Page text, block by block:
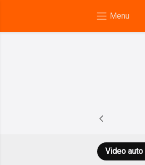
Video auto